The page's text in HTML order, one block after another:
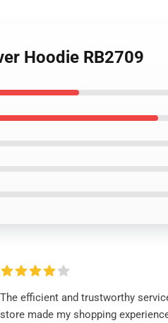
Hoodie RB2709
The efficient and trustworthy
store made my shopping